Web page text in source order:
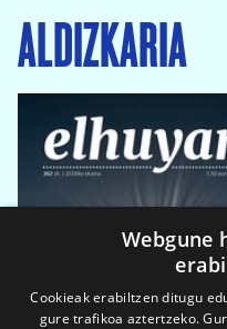
ALDIZKARIA
Webgune
Cookieak erabiltzen ditugu
gure trafikoa aztertzeko.